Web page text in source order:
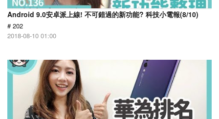
Android 9.0安卓派上線! 不可錯過的新功能? 科技小電報(8/10)
# 202
2018-08-10 01:00